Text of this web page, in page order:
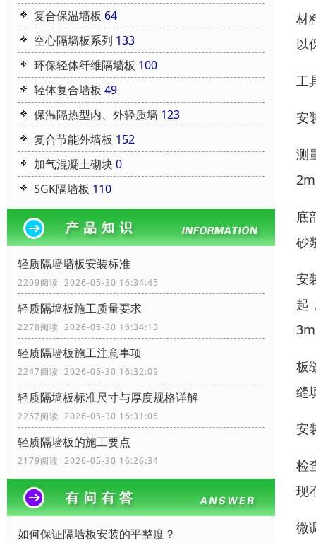
复合保温墙板 64
空心隔墙板系列 133
环保轻体纤维隔墙板 100
轻体复合墙板 49
保温隔热型内、外轻质墙 123
复合节能外墙板 152
加气混凝土砌块0
SGK隔墙板 110
轻质隔墙墙板安装标准
2209阅读 2026-05-30 16:34:45
轻质隔墙板施工质量要求
2278阅读 2026-05-30 16:34:13
轻质隔墙板施工注意事项
2247阅读 2026-05-30 16:32:09
轻质隔墙板标准尺寸与厚度规格详解
2257阅读 2026-05-30 16:31:06
轻质隔墙板的施工要点
2179阅读 2026-05-30 16:26:34
如何保证隔墙板安装的平整度？
材
以
工
安
测
底
砂
安
起
板
缝
安
检
现
微